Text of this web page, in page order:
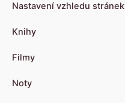
Nastavení vzhledu stránek
Knihy
Filmy
Noty